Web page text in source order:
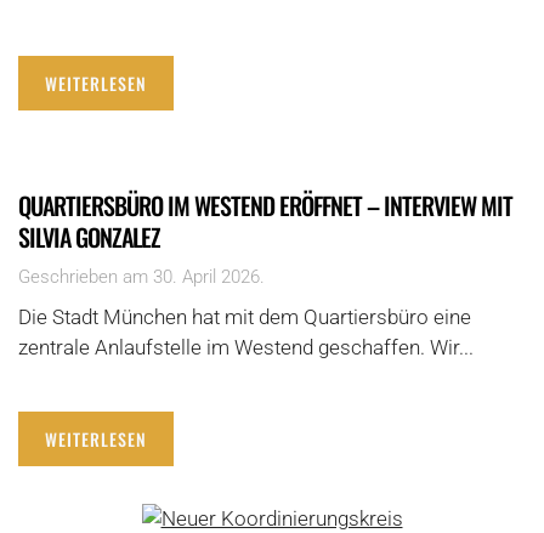
WEITERLESEN
QUARTIERSBÜRO IM WESTEND ERÖFFNET – INTERVIEW MIT
SILVIA GONZALEZ
Geschrieben am 30. April 2026.
Die Stadt München hat mit dem Quartiersbüro eine
zentrale Anlaufstelle im Westend geschaffen. Wir...
WEITERLESEN